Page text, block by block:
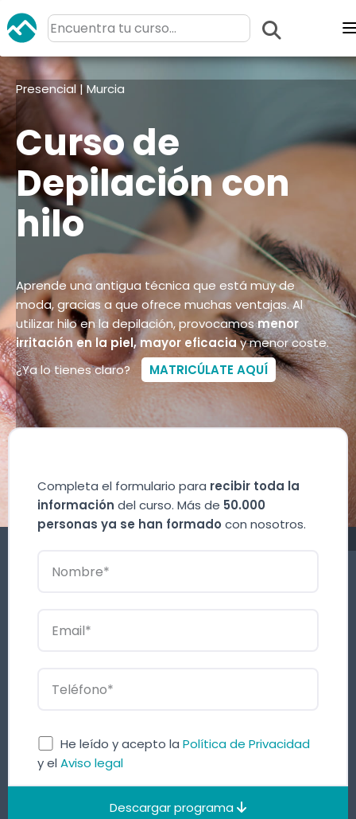
Presencial | Murcia
Curso de
Depilación con
hilo
Aprende una antigua técnica que está muy de
moda, gracias a que ofrece muchas ventajas. Al
utilizar hilo en la depilación, provocamosmenor
irritación en la piel, mayor eficaciay menor coste.
¿Ya lo tienes claro?
MATRICÚLATE AQUÍ
Completa el formulario para recibir toda la
información del curso. Más de 50.000
personas ya se han formado con nosotros.
He leído y acepto la Política de Privacidad
y el Aviso legal
Descargar programa